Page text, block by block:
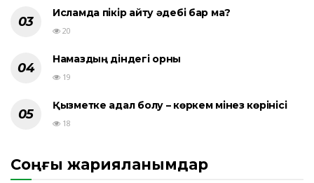
Исламда пікір айту әдебі бар ма?
20
Намаздың діндегі орны
19
Қызметке адал болу – көркем мінез көрінісі
18
Соңғы жарияланымдар